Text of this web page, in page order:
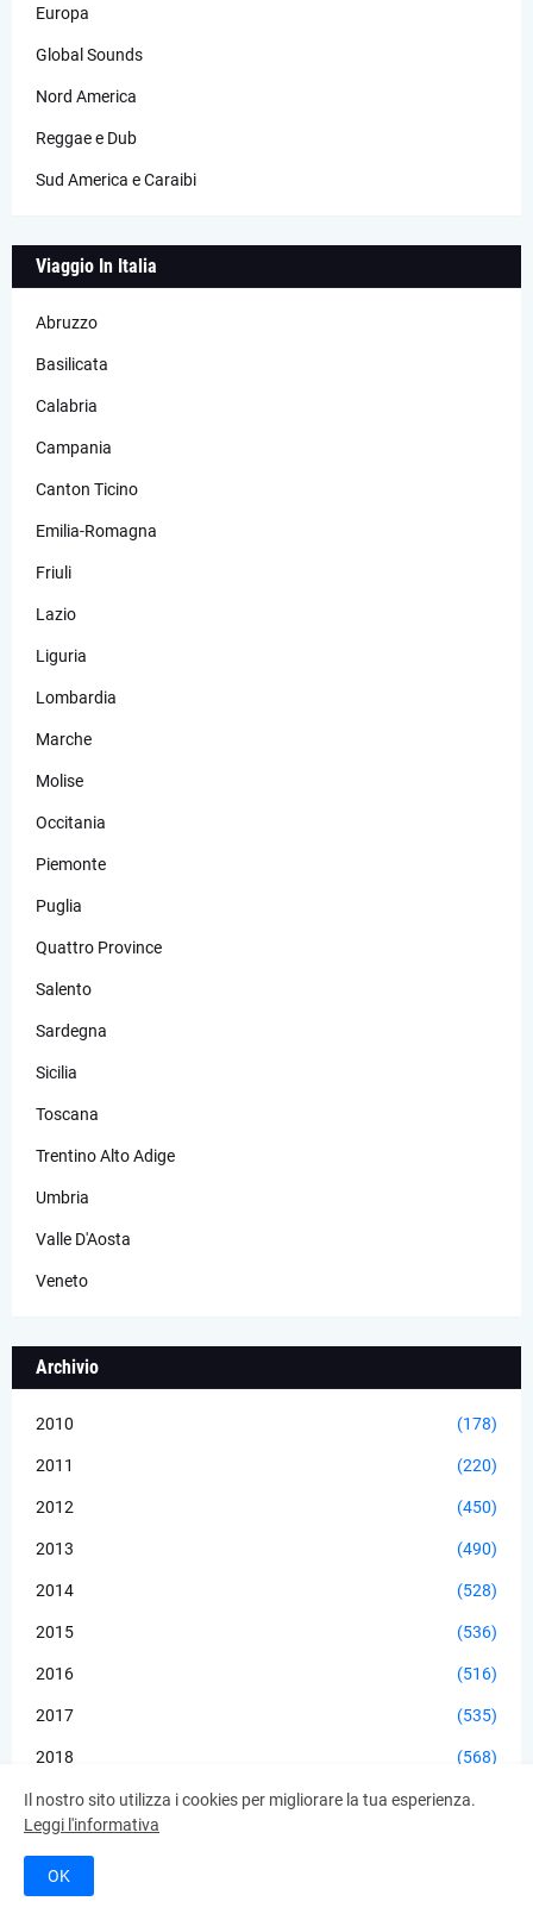
Europa
Global Sounds
Nord America
Reggae e Dub
Sud America e Caraibi
Viaggio In Italia
Abruzzo
Basilicata
Calabria
Campania
Canton Ticino
Emilia-Romagna
Friuli
Lazio
Liguria
Lombardia
Marche
Molise
Occitania
Piemonte
Puglia
Quattro Province
Salento
Sardegna
Sicilia
Toscana
Trentino Alto Adige
Umbria
Valle D'Aosta
Veneto
Archivio
2010 (178)
2011 (220)
2012 (450)
2013 (490)
2014 (528)
2015 (536)
2016 (516)
2017 (535)
2018 (568)
2019 (557)
2020
2021
Il nostro sito utilizza i cookies per migliorare la tua esperienza.
Leggi l'informativa
OK